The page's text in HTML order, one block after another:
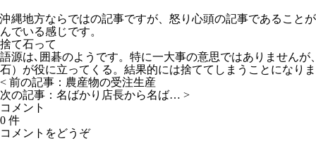
沖縄地方ならではの記事ですが、怒り心頭の記事であること
んでいる感じです。
捨て石って
語源は､囲碁のようです。特に一大事の意思ではありません
石）が役に立ってくる。結果的には捨ててしまうことになり
< 前の記事： 農産物の受注生産
次の記事： 名ばかり店長から名ば… >
コメント
0 件
コメントをどうぞ